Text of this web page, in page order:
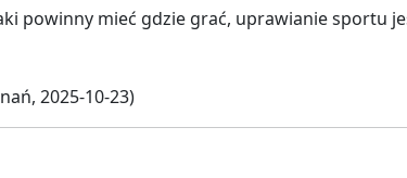
powinny mieć gdzie grać, uprawianie sportu
2025-10-23)